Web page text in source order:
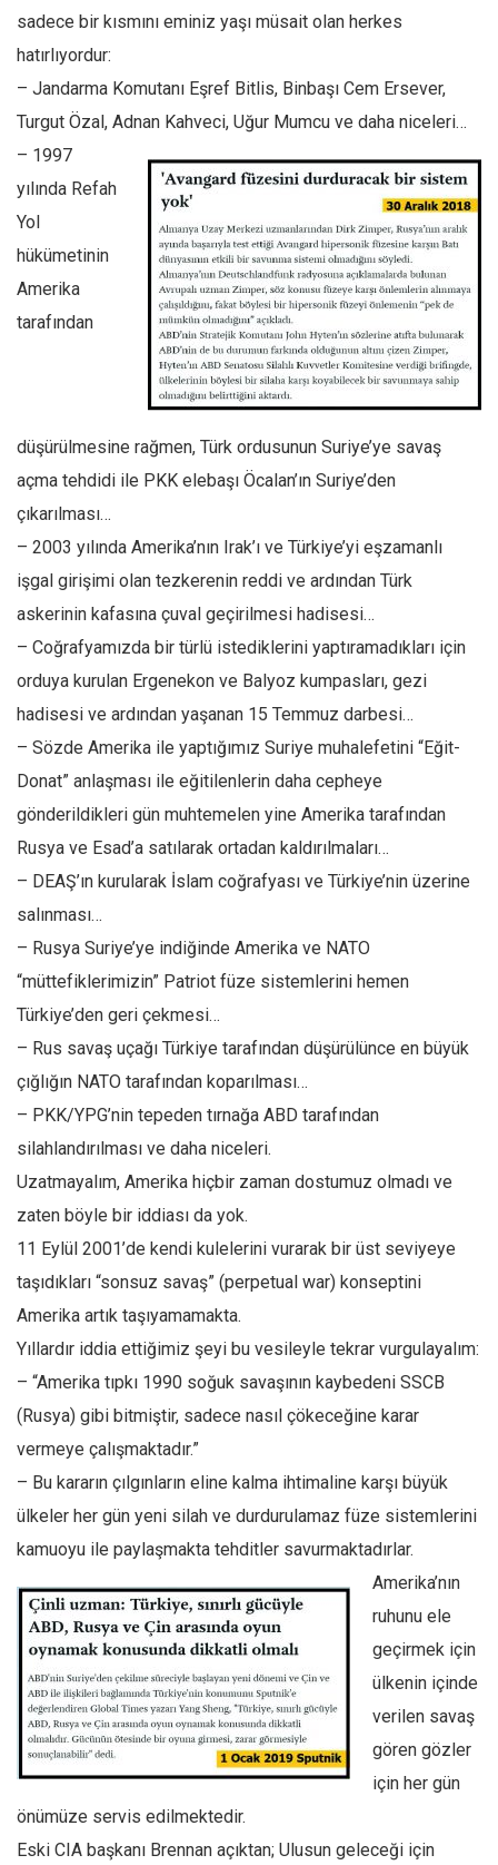
Bağdagül Öz
Esra Elönü
» Yazar arşivi
Bu Sayı
Kategoriler
Kültür Sanat
Kitap
Karisi kitap sualleri
7 soruda bu hafta
Manzara
Sağlık
Gıda-Beslenme
Hayat
Türkiye
Siyaset
Dünya
Avrupa
İslam Dünyası
Amerika
Tarih
Düşünce
Dosyalar
sadece bir kısmını eminiz yaşı müsait olan herkes
hatırlıyordur:
– Jandarma Komutanı Eşref Bitlis, Binbaşı Cem Ersever,
Turgut Özal, Adnan Kahveci, Uğur Mumcu ve daha niceleri…
– 1997
yılında Refah
Yol
hükümetinin
Amerika
tarafından
düşürülmesine rağmen, Türk ordusunun Suriye’ye savaş
açma tehdidi ile PKK elebaşı Öcalan’ın Suriye’den
çıkarılması…
– 2003 yılında Amerika’nın Irak’ı ve Türkiye’yi eşzamanlı
işgal girişimi olan tezkerenin reddi ve ardından Türk
askerinin kafasına çuval geçirilmesi hadisesi…
– Coğrafyamızda bir türlü istediklerini yaptıramadıkları için
orduya kurulan Ergenekon ve Balyoz kumpasları, gezi
hadisesi ve ardından yaşanan 15 Temmuz darbesi…
– Sözde Amerika ile yaptığımız Suriye muhalefetini “Eğit-
Donat” anlaşması ile eğitilenlerin daha cepheye
gönderildikleri gün muhtemelen yine Amerika tarafından
Rusya ve Esad’a satılarak ortadan kaldırılmaları…
– DEAŞ’ın kurularak İslam coğrafyası ve Türkiye’nin üzerine
salınması…
– Rusya Suriye’ye indiğinde Amerika ve NATO
“müttefiklerimizin” Patriot füze sistemlerini hemen
Türkiye’den geri çekmesi…
– Rus savaş uçağı Türkiye tarafından düşürülünce en büyük
çığlığın NATO tarafından koparılması…
– PKK/YPG’nin tepeden tırnağa ABD tarafından
silahlandırılması ve daha niceleri.
Uzatmayalım, Amerika hiçbir zaman dostumuz olmadı ve
zaten böyle bir iddiası da yok.
11 Eylül 2001’de kendi kulelerini vurarak bir üst seviyeye
taşıdıkları “sonsuz savaş” (perpetual war) konseptini
Amerika artık taşıyamamakta.
Yıllardır iddia ettiğimiz şeyi bu vesileyle tekrar vurgulayalım:
– “Amerika tıpkı 1990 soğuk savaşının kaybedeni SSCB
(Rusya) gibi bitmiştir, sadece nasıl çökeceğine karar
vermeye çalışmaktadır.”
– Bu kararın çılgınların eline kalma ihtimaline karşı büyük
ülkeler her gün yeni silah ve durdurulamaz füze sistemlerini
kamuoyu ile paylaşmakta tehditler savurmaktadırlar.
Amerika’nın
ruhunu ele
geçirmek için
ülkenin içinde
verilen savaş
gören gözler
için her gün
önümüze servis edilmektedir.
Eski CIA başkanı Brennan açıktan; Ulusun geleceği için